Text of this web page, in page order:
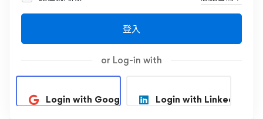
登入
or Log-in with
Login with Google Login with Linkedin